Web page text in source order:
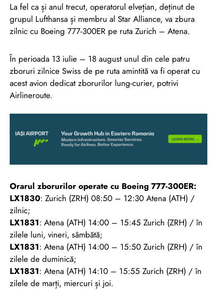
La fel ca și anul trecut, operatorul elvețian, deținut de
grupul Lufthansa și membru al Star Alliance, va zbura
zilnic cu Boeing 777-300ER pe ruta Zurich – Atena.
În perioada 13 iulie – 18 august unul din cele patru
zboruri zilnice Swiss de pe ruta amintită va fi operat cu
acest avion dedicat zborurilor lung-curier, potrivi
Airlineroute.
Orarul zborurilor operate cu Boeing 777-300ER:
LX1830: Zurich (ZRH) 08:50 – 12:30 Atena (ATH) /
zilnic;
LX1831: Atena (ATH) 14:00 – 15:45 Zurich (ZRH) / în
zilele luni, vineri, sâmbătă;
LX1831: Atena (ATH) 14:00 – 15:50 Zurich (ZRH) / în
zilele de duminică;
LX1831: Atena (ATH) 14:10 – 15:55 Zurich (ZRH) / în
zilele de marți, miercuri și joi.